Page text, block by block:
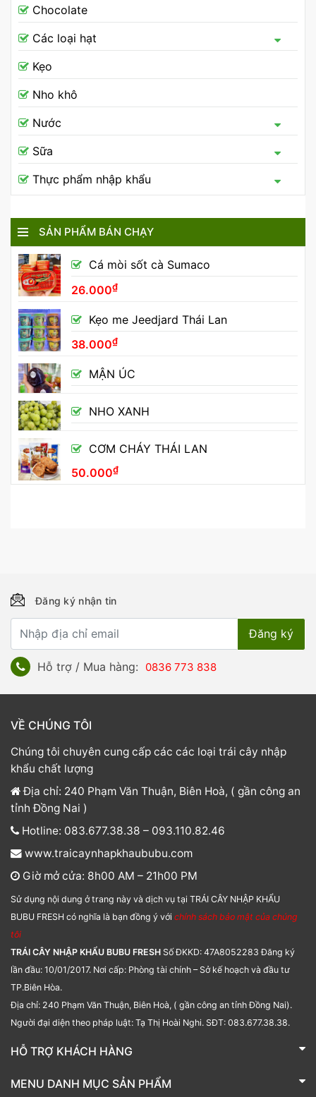
Chocolate
Các loại hạt
Kẹo
Nho khô
Nước
Sữa
Thực phẩm nhập khẩu
SẢN PHẨM BÁN CHẠY
Cá mòi sốt cà Sumaco
26.000₫
Kẹo me Jeedjard Thái Lan
38.000₫
MẬN ÚC
NHO XANH
CƠM CHÁY THÁI LAN
50.000₫
Đăng ký nhận tin
Hỗ trợ / Mua hàng: 0836 773 838
VỀ CHÚNG TÔI
Chúng tôi chuyên cung cấp các các loại trái cây nhập
khẩu chất lượng
Địa chỉ: 240 Phạm Văn Thuận, Biên Hoà, ( gần công an
tỉnh Đồng Nai )
Hotline: 083.677.38.38 – 093.110.82.46
www.traicaynhapkhaububu.com
Giờ mở cửa: 8h00 AM – 21h00 PM
Sử dụng nội dung ở trang này và dịch vụ tại TRÁI CÂY NHẬP KHẨU
BUBU FRESH có nghĩa là bạn đồng ý với chính sách bảo mật của chúng
tôi
TRÁI CÂY NHẬP KHẨU BUBU FRESH Số ĐKKD: 47A8052283 Đăng ký
lần đầu: 10/01/2017. Nơi cấp: Phòng tài chính – Sở kế hoạch và đầu tư
TP.Biên Hòa.
Địa chỉ: 240 Phạm Văn Thuận, Biên Hoà, ( gần công an tỉnh Đồng Nai).
Người đại diện theo pháp luật: Tạ Thị Hoài Nghi. SĐT: 083.677.38.38.
HỖ TRỢ KHÁCH HÀNG
TRÁI CÂY NHẬP KHẨU BUBU FRESH
MENU DANH MỤC SẢN PHẨM